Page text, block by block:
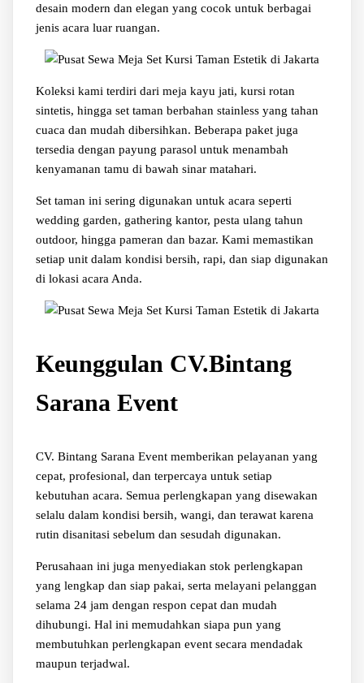
desain modern dan elegan yang cocok untuk berbagai
jenis acara luar ruangan.
Koleksi kami terdiri dari meja kayu jati, kursi rotan
sintetis, hingga set taman berbahan stainless yang tahan
cuaca dan mudah dibersihkan. Beberapa paket juga
tersedia dengan payung parasol untuk menambah
kenyamanan tamu di bawah sinar matahari.
Set taman ini sering digunakan untuk acara seperti
wedding garden, gathering kantor, pesta ulang tahun
outdoor, hingga pameran dan bazar. Kami memastikan
setiap unit dalam kondisi bersih, rapi, dan siap digunakan
di lokasi acara Anda.
Keunggulan CV.Bintang
Sarana Event
CV. Bintang Sarana Event memberikan pelayanan yang
cepat, profesional, dan terpercaya untuk setiap
kebutuhan acara. Semua perlengkapan yang disewakan
selalu dalam kondisi bersih, wangi, dan terawat karena
rutin disanitasi sebelum dan sesudah digunakan.
Perusahaan ini juga menyediakan stok perlengkapan
yang lengkap dan siap pakai, serta melayani pelanggan
selama 24 jam dengan respon cepat dan mudah
dihubungi. Hal ini memudahkan siapa pun yang
membutuhkan perlengkapan event secara mendadak
maupun terjadwal.